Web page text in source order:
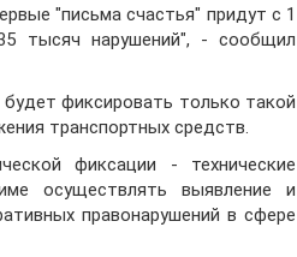
"письма счастья" придут с 1
тысяч нарушений", - сообщил
фиксировать только такой
транспортных средств.
фиксации - технические
осуществлять выявление и
правонарушений в сфере